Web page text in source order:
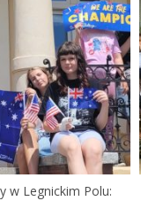
w Legnickim Polu: